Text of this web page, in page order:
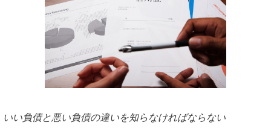
いい負債と悪い負債の違いを知らなければならない